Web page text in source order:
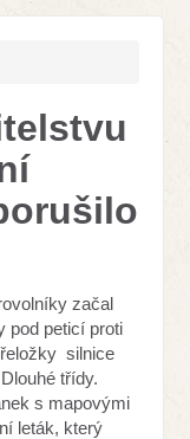
začal
pod peticí proti
silnice
třídy.
s mapovými
leták, který